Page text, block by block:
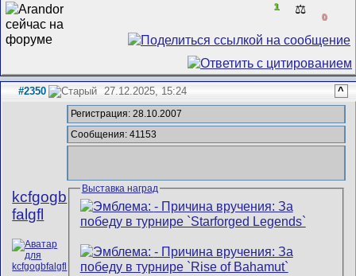
1 ⚖️
0
#2350 27.12.2025, 15:24 ^
kcfgogb
falgfl
Регистрация: 28.10.2007
Сообщения: 41153
Выставка наград